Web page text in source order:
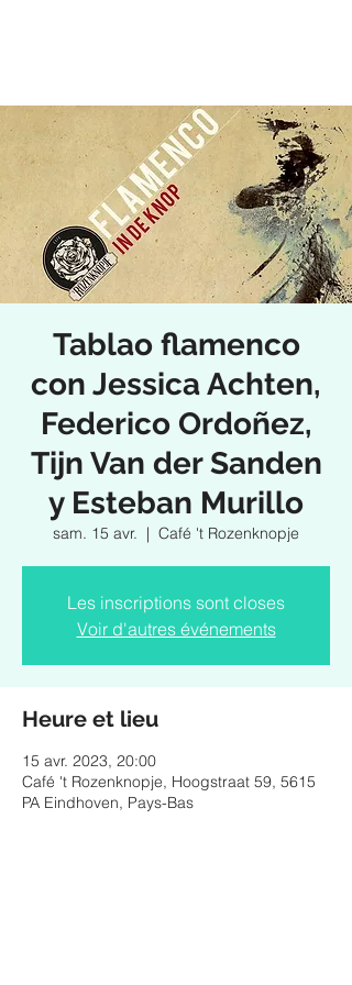
Tablao flamenco
con Jessica Achten,
Federico Ordoñez,
Tijn Van der Sanden
y Esteban Murillo
sam. 15 avr.
  |
Café 't Rozenknopje
Les inscriptions sont closes
Voir d'autres événements
Heure et lieu
15 avr. 2023, 20:00
Café 't Rozenknopje, Hoogstraat 59, 5615
PA Eindhoven, Pays-Bas